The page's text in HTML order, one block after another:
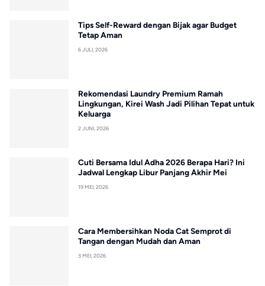
Tips Self-Reward dengan Bijak agar Budget
Tetap Aman
6 JULI, 2026
Rekomendasi Laundry Premium Ramah
Lingkungan, Kirei Wash Jadi Pilihan Tepat untuk
Keluarga
2 JUNI, 2026
Cuti Bersama Idul Adha 2026 Berapa Hari? Ini
Jadwal Lengkap Libur Panjang Akhir Mei
19 MEI, 2026
Cara Membersihkan Noda Cat Semprot di
Tangan dengan Mudah dan Aman
3 MEI, 2026